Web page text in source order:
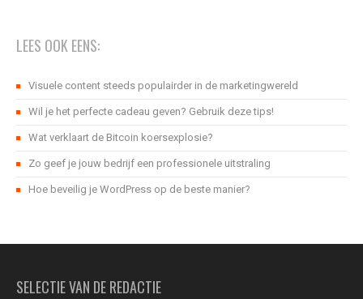
LEES OOK EENS:
Visuele content steeds populairder in de marketingwereld
Wil je het perfecte cadeau geven? Gebruik deze tips!
Wat verklaart de Bitcoin koersexplosie?
Zo geef je jouw bedrijf een professionele uitstraling
Hoe beveilig je WordPress op de beste manier?
SELECTIE VAN DE REDACTIE